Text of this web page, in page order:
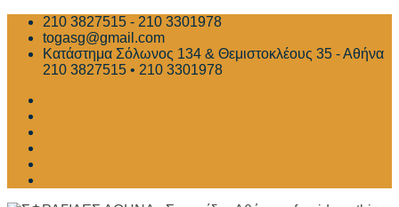
Skip
content
210 3827515 - 210 3301978
togasg@gmail.com
Κατάστημα Σόλωνος 134 & Θεμιστοκλέους 35 - Αθήνα
210 3827515 • 210 3301978